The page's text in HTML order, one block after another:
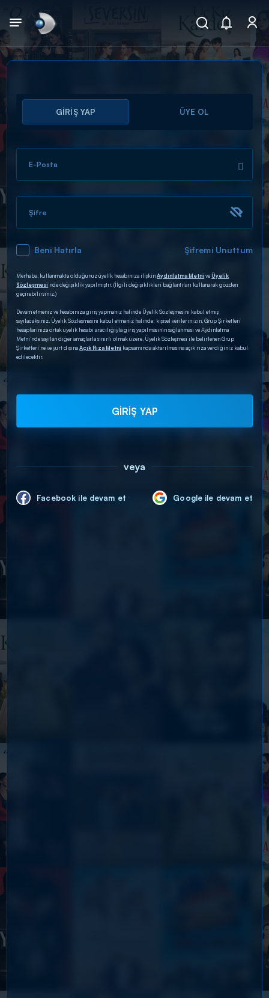
Arama
ARAMA SONUÇLARI
DİĞER SONUÇLAR
GİRİŞ YAP ÜYE OL
E-Posta
Şifre
Beni Hatırla Şifremi Unuttum
Merhaba, kullanmakta olduğunuz üyelik hesabınıza ilişkinAydınlatma Metni veÜyelik
Sözleşmesi’nde değişiklik yapılmıştır. (İlgili değişiklikleri bağlantıları kullanarak gözden
geçirebilirsiniz.)
Devam etmeniz ve hesabınıza giriş yapmanız halinde Üyelik Sözleşmesini kabul etmiş
sayılacaksınız. Üyelik Sözleşmesini kabul etmeniz halinde; kişisel verilerinizin, Grup Şirketleri
hesaplarınıza ortak üyelik hesabı aracılığıyla giriş yapılmasının sağlanması ve Aydınlatma
Metni’nde sayılan diğer amaçlarla sınırlı olmak üzere, Üyelik Sözleşmesi ile belirlenen Grup
Şirketleri’ne ve yurt dışınaAçık Rıza Metni kapsamında aktarılmasına açık rıza verdiğiniz kabul
edilecektir.
GİRİŞ YAP
veya
Facebook ile devam et Google ile devam et